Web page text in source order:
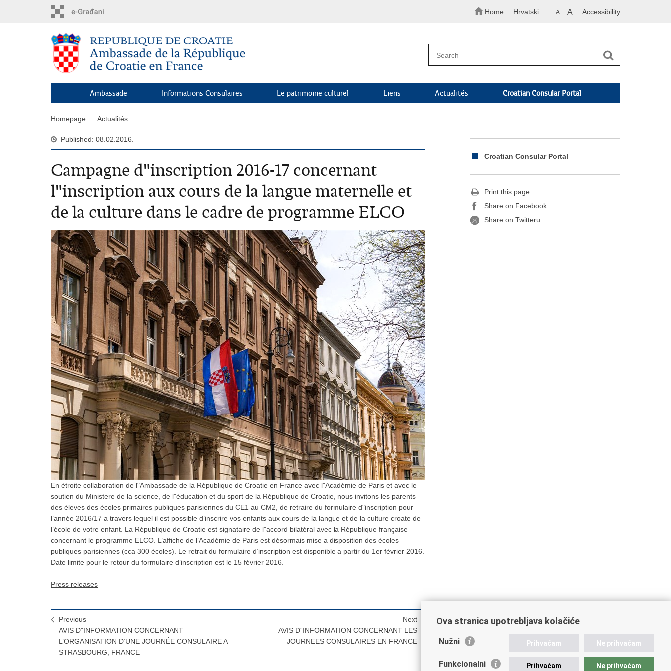
Home Hrvatski A A Accessibility
Ambassade Informations Consulaires Le patrimoine culturel Liens Actualités Croatian Consular Portal
Homepage Actualités
Published: 08.02.2016.
Campagne d"inscription 2016-17 concernant
l"inscription aux cours de la langue maternelle et
de la culture dans le cadre de programme ELCO
En étroite collaboration de l"Ambassade de la République de Croatie en France avec l"Académie de Paris et avec le
soutien du Ministere de la science, de l"éducation et du sport de la République de Croatie, nous invitons les parents
des éleves des écoles primaires publiques parisiennes du CE1 au CM2, de retraire du formulaire d"inscription pour
l’année 2016/17 a travers lequel il est possible d’inscrire vos enfants aux cours de la langue et de la culture croate de
l’école de votre enfant. La République de Croatie est signataire de l"accord bilatéral avec la République française
concernant le programme ELCO. L’affiche de l’Académie de Paris est désormais mise a disposition des écoles
publiques parisiennes (cca 300 écoles). Le retrait du formulaire d’inscription est disponible a partir du 1er février 2016.
Date limite pour le retour du formulaire d’inscription est le 15 février 2016.
Press releases
Previous
AVIS D"INFORMATION CONCERNANT
L’ORGANISATION D’UNE JOURNÉE CONSULAIRE A
STRASBOURG, FRANCE
Next
AVIS D´INFORMATION CONCERNANT LES
JOURNEES CONSULAIRES EN FRANCE
Croatian Consular Portal
Print this page
Share on Facebook
Share on Twitteru
Ova stranica upotrebljava kolačiće
Nužni Prihvaćam Ne prihvaćam
Funkcionalni Prihvaćam Ne prihvaćam